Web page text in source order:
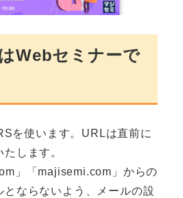
Webセミナーで
を使います。URLは直前に
します。
」「majisemi.com」からの
とならないよう、メールの設